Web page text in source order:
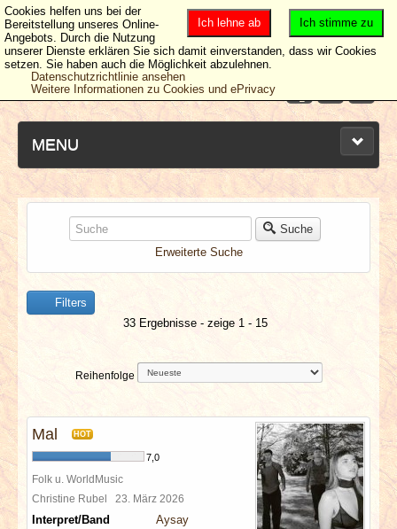
MENU
NEUESTE ARTIKEL
NEWS & DATES
BERICHTE
VERLOSUNGEN
SPECIALS
REDAKTION
Suche
Erweiterte Suche
Filters
33 Ergebnisse - zeige 1 - 15
Reihenfolge
Mal HOT
7,0
Folk u. WorldMusic
Christine Rubel 23. März 2026
Interpret/Band
Aysay
Ich stimme zu
Ich lehne ab
Cookies helfen uns bei der
Bereitstellung unseres Online-
Angebots. Durch die Nutzung
unserer Dienste erklären Sie sich damit einverstanden, dass wir Cookies
setzen. Sie haben auch die Möglichkeit abzulehnen.
Datenschutzrichtlinie ansehen
Weitere Informationen zu Cookies und ePrivacy